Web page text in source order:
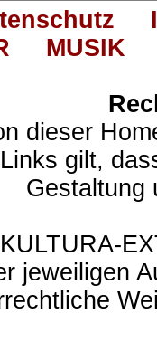
MUSIK
dieser
gilt,
Gestaltung
jeweiligen